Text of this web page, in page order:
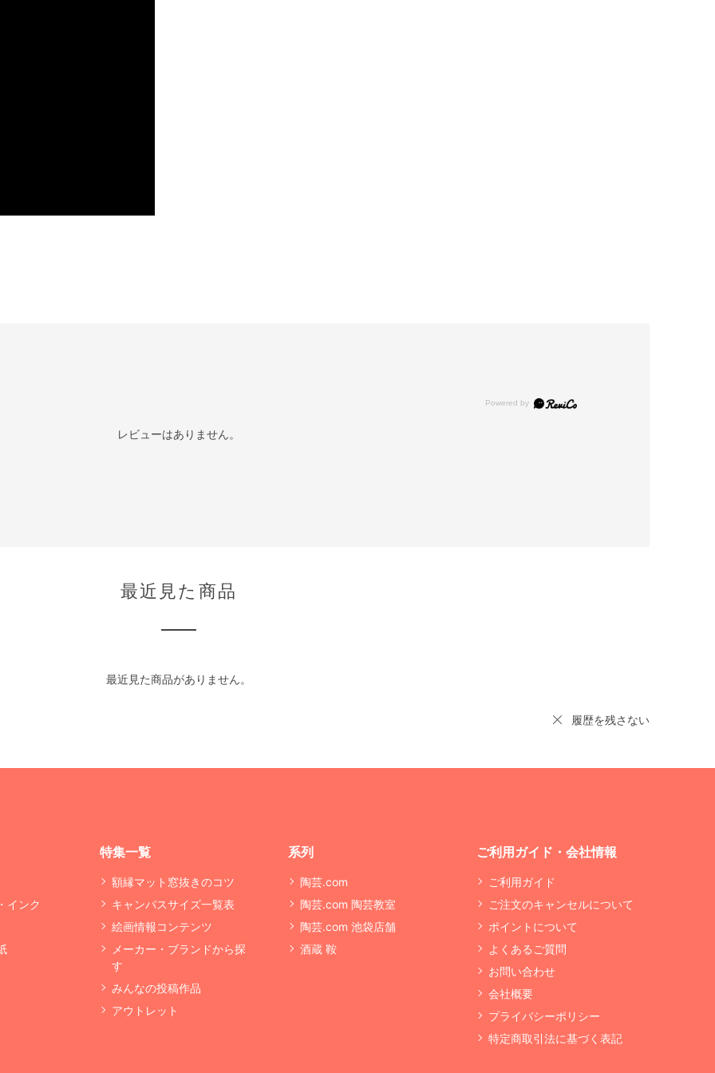
レビューはありません。
最近見た商品
最近見た商品がありません。
履歴を残さない
インク
特集一覧
額縁マット窓抜きのコツ
キャンバスサイズ一覧表
絵画情報コンテンツ
メーカー・ブランドから探
す
みんなの投稿作品
アウトレット
系列
陶芸.com
陶芸.com 陶芸教室
陶芸.com 池袋店舗
酒蔵 鞍
ご利用ガイド・会社情報
ご利用ガイド
ご注文のキャンセルについて
ポイントについて
よくあるご質問
お問い合わせ
会社概要
プライバシーポリシー
特定商取引法に基づく表記